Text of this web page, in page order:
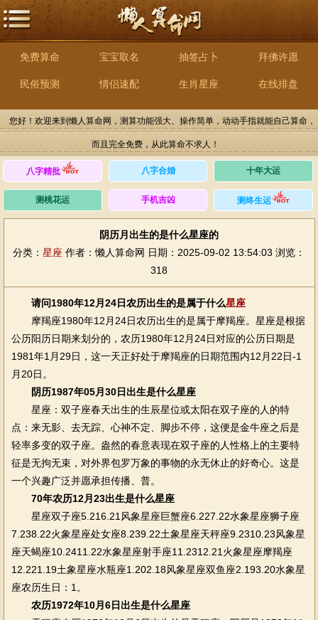
免费算命 宝宝取名 抽签占卜 拜佛许愿
民俗预测 情侣速配 生肖星座 在线排盘
您好！欢迎来到懒人算命网，测算功能强大、操作简单，动动手指就能自己算命，
而且完全免费，从此算命不求人！
八字精批 八字合婚 十年大运
测桃花运 手机吉凶 测终生运
阴历月出生的是什么星座的
分类： 星座 作者：懒人算命网 日期：2025-09-02 13:54:03 浏览：
318
请问1980年12月24日农历出生的是属于什么星座
摩羯座1980年12月24日农历出生的是属于摩羯座。星座是根据
公历阳历日期来划分的，农历1980年12月24日对应的公历日期是
1981年1月29日，这一天正好处于摩羯座的日期范围内12月22日-1
月20日。
阴历1987年05月30日出生是什么星座
星座：双子座春天出生的生辰星位或太阳在双子座的人的特
点：来无影、去无踪、心神不定、脚步不停，这便是金牛座之后是
轻率多变的双子座。盎然的春意表现在双子座的人性格上的主要特
征是无拘无束，对外界包罗万象的事物的永无休止的好奇心。这是
一个兴趣广泛并愿承担传播、普。
70年农历12月23出生是什么星座
星座双子座5.216.21风象星座巨蟹座6.227.22水象星座狮子座
7.238.22火象星座处女座8.239.22土象星座天秤座9.2310.23风象星
座天蝎座10.2411.22水象星座射手座11.2312.21火象星座摩羯座
12.221.19土象星座水瓶座1.202.18风象星座双鱼座2.193.20水象星
座农历生日：1。
农历1972年10月6日出生是什么星座